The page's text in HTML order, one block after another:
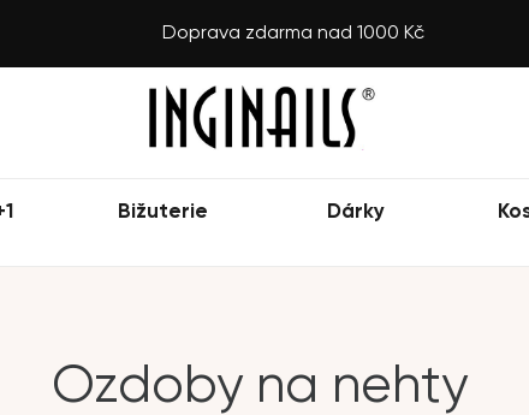
Doprava zdarma nad 1000 Kč
Bižuterie Dárky
Ozdoby na nehty